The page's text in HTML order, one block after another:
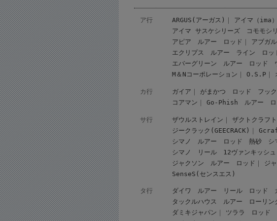
ア行 ARGUS(アーガス) アイマ（ima
アイマ サスケシリーズ
コモモシ
アピア ルアー
ロッド アブガ
エクリプス ルアー
ライン ロッ
エバーグリーン ルアー
ロッド
M＆Nコーポレーション
O.S.P
カ行 ガイア がまかつ ロッド フック
コアマン
Go-Phish ルアー
サ行 ザウルストレイン ザクトクラフト
ジークラック(GEECRACK)
シマノ ルアー
ロッド 熱砂
シ
シマノ リール
12ヴァンキッシュ
ジャクソン ルアー
ロッド ジ
SenseS(センスエス)
タ行 ダイワ ルアー リール ロッド
タックルハウス ルアー
ローリン
ダミキジャパン
ツララ ロッド